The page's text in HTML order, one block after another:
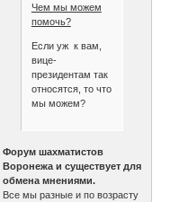
Чем мы можем
помочь?
Если уж к вам,
вице-
президентам так
относятся, то что
мы можем?
Форум шахматистов
Воронежа и существует для
обмена мнениями.
Все мы разные и по возрасту